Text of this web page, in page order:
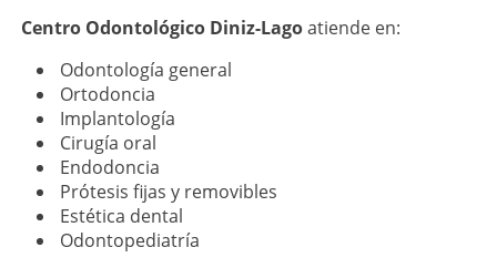
Centro Odontológico Diniz-Lagoatiende en:
Odontología general
​Ortodoncia
​Implantología
​Cirugía oral
​Endodoncia
​Prótesis fijas y removibles
​Estética dental
​Odontopediatría